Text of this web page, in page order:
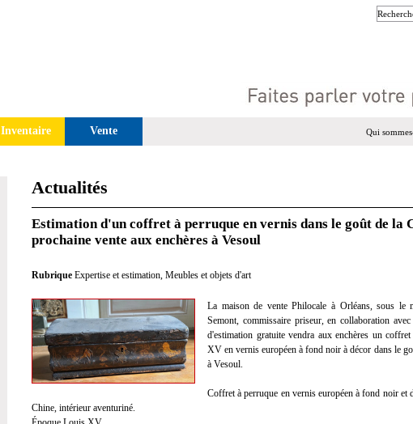
Inventaire Vente Qui
Actualités
Estimation d'un coffret à perruque en vernis dans le goût de la
prochaine vente aux enchères à Vesoul
Rubrique Expertise et estimation, Meubles et objets d'art
La maison de vente Philocale à Orléans, sous le
Semont, commissaire priseur, en collaboration
d'estimation gratuite vendra aux enchères un
XV en vernis européen à fond noir à décor dans le
à Vesoul.
Coffret à perruque en vernis européen à fond noir et
Chine, intérieur aventuriné.